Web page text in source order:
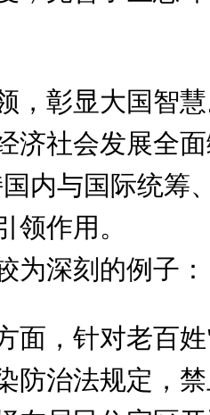
，彰显大国智
济社会发展全
内与国际统筹
领作用。
为深刻的例子：
面，针对老百
防治法规定，